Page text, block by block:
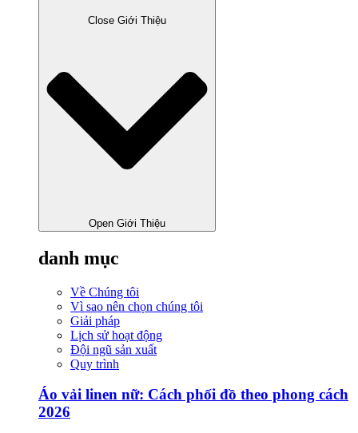
Close Giới Thiệu
Open Giới Thiệu
danh mục
Về Chúng tôi
Vì sao nên chọn chúng tôi
Giải pháp
Lịch sử hoạt động
Đội ngũ sản xuất
Quy trình
Áo vải linen nữ: Cách phối đồ theo phong cách
2026